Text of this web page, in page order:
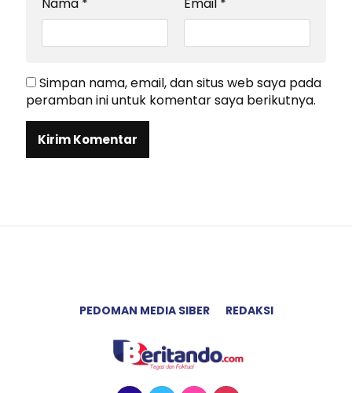
Simpan nama, email, dan situs web saya pada
peramban ini untuk komentar saya berikutnya.
PEDOMAN MEDIA SIBER REDAKSI